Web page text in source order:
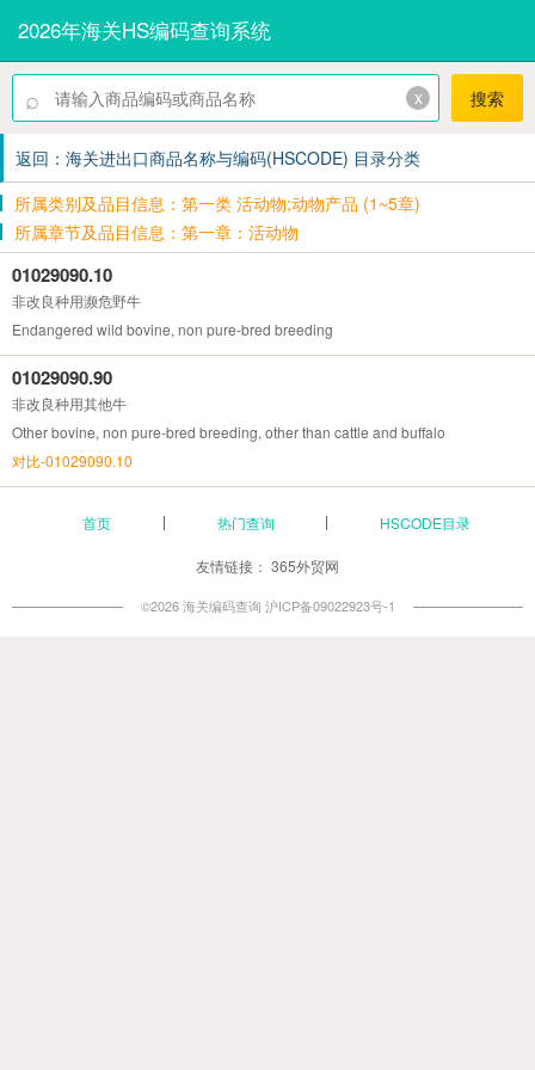
2026年海关HS编码查询系统
⌕ x 搜索
返回：海关进出口商品名称与编码(HSCODE) 目录分类
所属类别及品目信息：第一类 活动物;动物产品 (1~5章)
所属章节及品目信息：第一章：活动物
01029090.10
非改良种用濒危野牛
Endangered wild bovine, non pure-bred breeding
01029090.90
非改良种用其他牛
Other bovine, non pure-bred breeding, other than cattle and buffalo
对比-01029090.10
首页 热门查询 HSCODE目录
友情链接： 365外贸网
©2026 海关编码查询 沪ICP备09022923号-1